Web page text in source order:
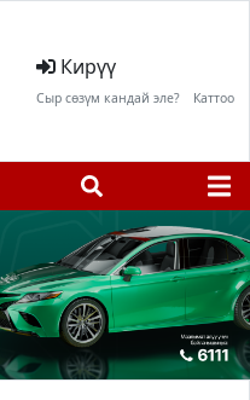
Кирүү
Сыр сөзүм кандай эле? Каттоо